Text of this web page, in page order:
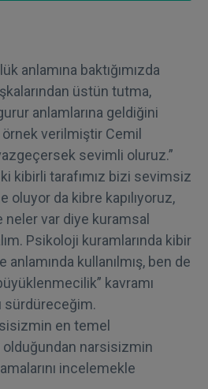
anlamına baktığımızda
üstün tutma,
anlamlarına geldiğini
verilmiştir Cemil
sevimli oluruz.”
kibirli tarafımız bizi sevimsiz
oluyor da kibre kapılıyoruz,
var diye kuramsal
Psikoloji kuramlarında kibir
kullanılmış, ben de
kavramı
sürdüreceğim.
en temel
narsisizmin
incelemekle